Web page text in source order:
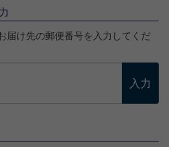
届け先の郵便番号を入力してくだ
入力